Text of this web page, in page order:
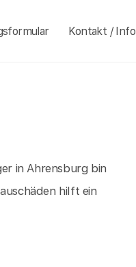
Kontakt / Info
in Ahrensburg bin
hilft ein